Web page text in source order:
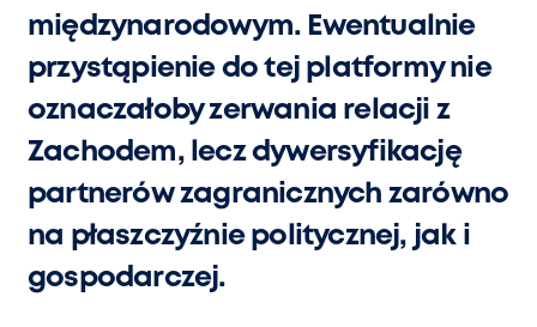
międzynarodowym. Ewentualnie
przystąpienie do tej platformy nie
oznaczałoby zerwania relacji z
Zachodem, lecz dywersyfikację
partnerów zagranicznych zarówno
na płaszczyźnie politycznej, jak i
gospodarczej.